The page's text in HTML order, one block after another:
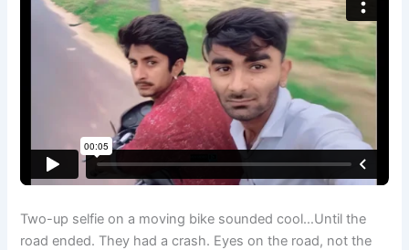
Two-up selfie on a moving bike sounded cool…Until the
road ended. They had a crash. Eyes on the road, not the